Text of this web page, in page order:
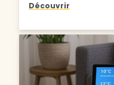
Découvrir